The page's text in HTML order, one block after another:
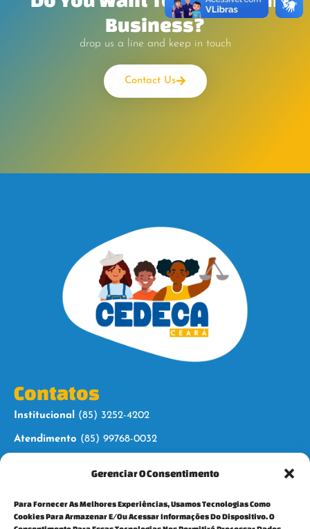
Gerenciar O Consentimento
Para Fornecer As Melhores Experiências, Usamos Tecnologias Como
Cookies Para Armazenar E/ou Acessar Informações Do Dispositivo. O
Business?
drop us a line and keep in touch
Contact Us
Contatos
Institucional (85) 3252-4202
Atendimento (85) 99768-0032
Siga-nos